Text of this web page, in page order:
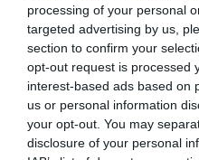
processing of your personal
targeted advertising by us,
section to confirm your
opt-out request is processed
interest-based ads based on
us or personal information
your opt-out. You may
disclosure of your personal
A turizmus világának
hírekcsoport.
A brit kormány azzal